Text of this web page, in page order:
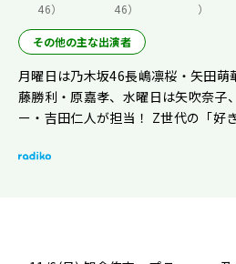
46）
46）
）
その他の主な出演者
月曜日は乃木坂46長嶋凛桜・矢田
藤勝利・原嘉孝、水曜日は矢吹奈子
ー・吉田仁人が担当！ Z世代の「好